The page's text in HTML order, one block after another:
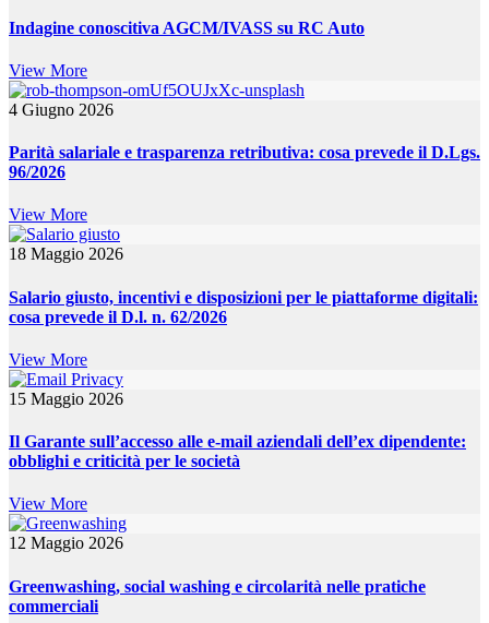
Indagine conoscitiva AGCM/IVASS su RC Auto
View More
4 Giugno 2026
Parità salariale e trasparenza retributiva: cosa prevede il D.Lgs.
96/2026
View More
18 Maggio 2026
Salario giusto, incentivi e disposizioni per le piattaforme digitali:
cosa prevede il D.l. n. 62/2026
View More
15 Maggio 2026
Il Garante sull’accesso alle e-mail aziendali dell’ex dipendente:
obblighi e criticità per le società
View More
12 Maggio 2026
Greenwashing, social washing e circolarità nelle pratiche
commerciali